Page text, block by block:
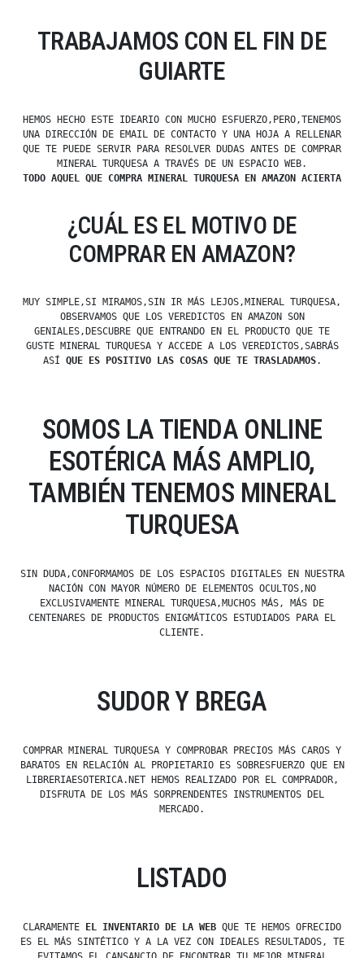
TRABAJAMOS CON EL FIN DE
GUIARTE
HEMOS HECHO ESTE IDEARIO CON MUCHO ESFUERZO,PERO,TENEMOS
UNA DIRECCIÓN DE EMAIL DE CONTACTO Y UNA HOJA A RELLENAR
QUE TE PUEDE SERVIR PARA RESOLVER DUDAS ANTES DE COMPRAR
MINERAL TURQUESA A TRAVÉS DE UN ESPACIO WEB.
TODO AQUEL QUE COMPRA MINERAL TURQUESA EN AMAZON ACIERTA
¿CUÁL ES EL MOTIVO DE
COMPRAR EN AMAZON?
MUY SIMPLE,SI MIRAMOS,SIN IR MÁS LEJOS,MINERAL TURQUESA,
OBSERVAMOS QUE LOS VEREDICTOS EN AMAZON SON
GENIALES,DESCUBRE QUE ENTRANDO EN EL PRODUCTO QUE TE
GUSTE MINERAL TURQUESA Y ACCEDE A LOS VEREDICTOS,SABRÁS
ASÍ QUE ES POSITIVO LAS COSAS QUE TE TRASLADAMOS.
SOMOS LA TIENDA ONLINE
ESOTÉRICA MÁS AMPLIO,
TAMBIÉN TENEMOS MINERAL
TURQUESA
SIN DUDA,CONFORMAMOS DE LOS ESPACIOS DIGITALES EN NUESTRA
NACIÓN CON MAYOR NÚMERO DE ELEMENTOS OCULTOS,NO
EXCLUSIVAMENTE MINERAL TURQUESA,MUCHOS MÁS, MÁS DE
CENTENARES DE PRODUCTOS ENIGMÁTICOS ESTUDIADOS PARA EL
CLIENTE.
SUDOR Y BREGA
COMPRAR MINERAL TURQUESA Y COMPROBAR PRECIOS MÁS CAROS Y
BARATOS EN RELACIÓN AL PROPIETARIO ES SOBRESFUERZO QUE EN
LIBRERIAESOTERICA.NET HEMOS REALIZADO POR EL COMPRADOR,
DISFRUTA DE LOS MÁS SORPRENDENTES INSTRUMENTOS DEL
MERCADO.
LISTADO
CLARAMENTE EL INVENTARIO DE LA WEB QUE TE HEMOS OFRECIDO
ES EL MÁS SINTÉTICO Y A LA VEZ CON IDEALES RESULTADOS, TE